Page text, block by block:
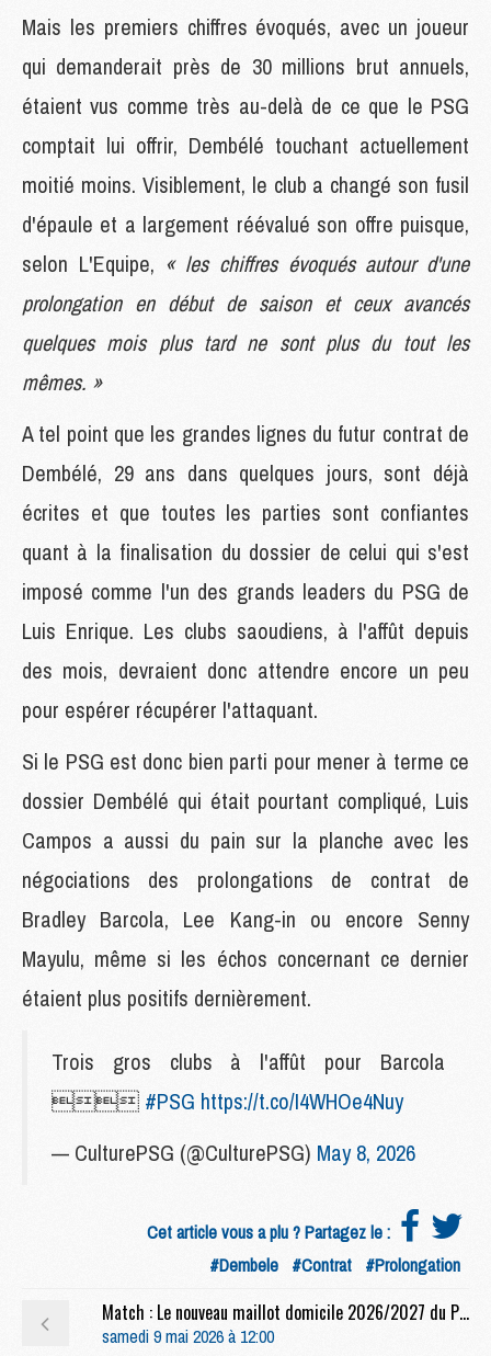
Mais les premiers chiffres évoqués, avec un joueur
qui demanderait près de 30 millions brut annuels,
étaient vus comme très au-delà de ce que le PSG
comptait lui offrir, Dembélé touchant actuellement
moitié moins. Visiblement, le club a changé son fusil
d'épaule et a largement réévalué son offre puisque,
selon L'Equipe, « les chiffres évoqués autour d'une
prolongation en début de saison et ceux avancés
quelques mois plus tard ne sont plus du tout les
mêmes. »
A tel point que les grandes lignes du futur contrat de
Dembélé, 29 ans dans quelques jours, sont déjà
écrites et que toutes les parties sont confiantes
quant à la finalisation du dossier de celui qui s'est
imposé comme l'un des grands leaders du PSG de
Luis Enrique. Les clubs saoudiens, à l'affût depuis
des mois, devraient donc attendre encore un peu
pour espérer récupérer l'attaquant.
Si le PSG est donc bien parti pour mener à terme ce
dossier Dembélé qui était pourtant compliqué, Luis
Campos a aussi du pain sur la planche avec les
négociations des prolongations de contrat de
Bradley Barcola, Lee Kang-in ou encore Senny
Mayulu, même si les échos concernant ce dernier
étaient plus positifs dernièrement.
Trois gros clubs à l'affût pour Barcola
 #PSG https://t.co/I4WHOe4Nuy
— CulturePSG (@CulturePSG) May 8, 2026
Cet article vous a plu ? Partagez le :
#Dembele #Contrat #Prolongation
Match : Le nouveau maillot domicile 2026/2027 du PSG lancé
samedi 9 mai 2026 à 12:00